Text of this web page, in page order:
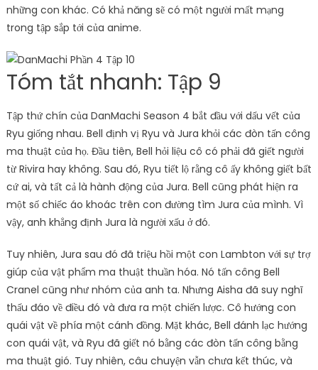
những con khác. Có khả năng sẽ có một người mất mạng
trong tập sắp tới của anime.
Tóm tắt nhanh: Tập 9
Tập thứ chín của DanMachi Season 4 bắt đầu với dấu vết của
Ryu giống nhau. Bell định vị Ryu và Jura khỏi các đòn tấn công
ma thuật của họ. Đầu tiên, Bell hỏi liệu cô có phải đã giết người
từ Rivira hay không. Sau đó, Ryu tiết lộ rằng cô ấy không giết bất
cứ ai, và tất cả là hành động của Jura. Bell cũng phát hiện ra
một số chiếc áo khoác trên con đường tìm Jura của mình. Vì
vậy, anh khẳng định Jura là người xấu ở đó.
Tuy nhiên, Jura sau đó đã triệu hồi một con Lambton với sự trợ
giúp của vật phẩm ma thuật thuần hóa. Nó tấn công Bell
Cranel cũng như nhóm của anh ta. Nhưng Aisha đã suy nghĩ
thấu đáo về điều đó và đưa ra một chiến lược. Cô hướng con
quái vật về phía một cánh đồng. Mặt khác, Bell đánh lạc hướng
con quái vật, và Ryu đã giết nó bằng các đòn tấn công bằng
ma thuật gió. Tuy nhiên, câu chuyện vẫn chưa kết thúc, và